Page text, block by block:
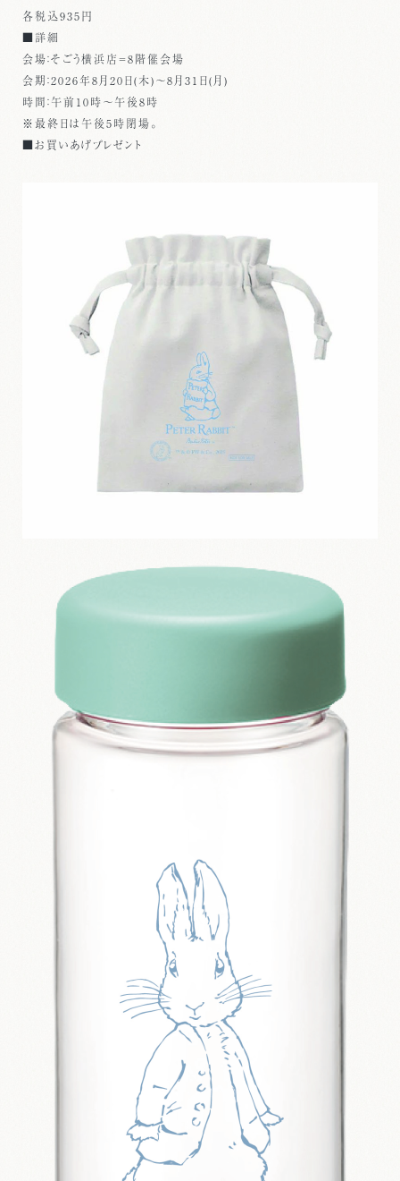
各税込935円
■詳細
会場：そごう横浜店＝8階催会場
会期：2026年8月20日(木)～8月31日(月)
時間：午前10時～午後8時
※最終日は午後5時閉場。
■お買いあげプレゼント